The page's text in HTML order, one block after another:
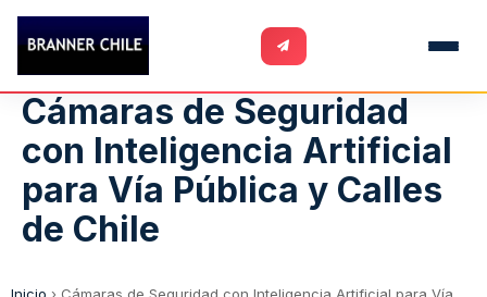
Cámaras de Seguridad
con Inteligencia Artificial
para Vía Pública y Calles
de Chile